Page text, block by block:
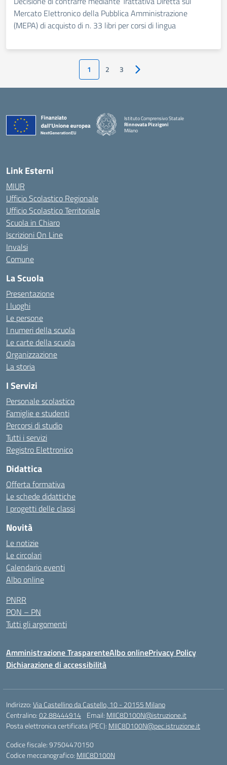
Mercato Elettronico della Pubblica Amministrazione
(MEPA) di acquisto di n. 33 libri per corsi di lingua
1 2 3 Pagina successiva
Istituto Comprensivo Statale
Rinnovata Pizzigoni
Milano
Link Esterni
MIUR
Ufficio Scolastico Regionale
Ufficio Scolastico Territoriale
Scuola in Chiaro
Iscrizioni On Line
Invalsi
Comune
La Scuola
Presentazione
I luoghi
Le persone
I numeri della scuola
Le carte della scuola
Organizzazione
La storia
I Servizi
Personale scolastico
Famiglie e studenti
Percorsi di studio
Tutti i servizi
Registro Elettronico
Didattica
Offerta formativa
Le schede didattiche
I progetti delle classi
Novità
Le notizie
Le circolari
Calendario eventi
Albo online
PNRR
PON – PN
Tutti gli argomenti
Amministrazione TrasparenteAlbo onlinePrivacy Policy
Dichiarazione di accessibilità
Indirizzo:Via Castellino da Castello, 10 - 20155 Milano
Centralino:02.88444914 Email: MIIC8D100N@istruzione.it
Posta elettronica certificata (PEC): MIIC8D100N@pec.istruzione.it
Codice fiscale: 97504470150
Codice meccanografico: MIIC8D100N